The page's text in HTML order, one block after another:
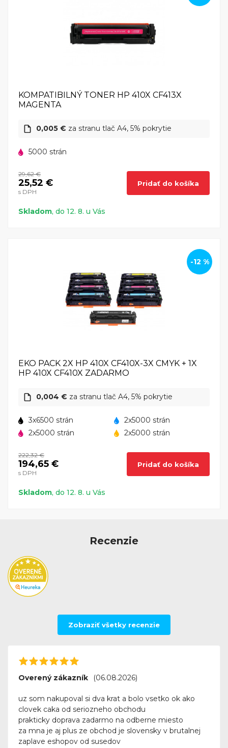
KOMPATIBILNÝ TONER HP 410X CF413X
MAGENTA
0,005 € za stranu tlač A4, 5% pokrytie
5000 strán
29,62 €
25,52 €
s DPH
Pridať do košíka
Skladom, do 12. 8. u Vás
-12 %
EKO PACK 2X HP 410X CF410X-3X CMYK + 1X
HP 410X CF410X ZADARMO
0,004 € za stranu tlač A4, 5% pokrytie
3x6500 strán
2x5000 strán
2x5000 strán
2x5000 strán
222,32 €
194,65 €
s DPH
Pridať do košíka
Skladom, do 12. 8. u Vás
Recenzie
Zobraziť všetky recenzie
Overený zákazník (06.08.2026)
uz som nakupoval si dva krat a bolo vsetko ok ako
clovek caka od seriozneho obchodu
prakticky doprava zadarmo na odberne miesto
za mna je aj plus ze obchod je slovensky v brutalnej
zaplave eshopov od susedov